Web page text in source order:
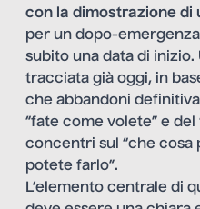
con la dimostrazione di
per un dopo-
subito una data di
tracciata già oggi, in
che abbandoni
“fate come volete” e
concentri sul “che cosa
potete farlo”.
L’elemento centrale di